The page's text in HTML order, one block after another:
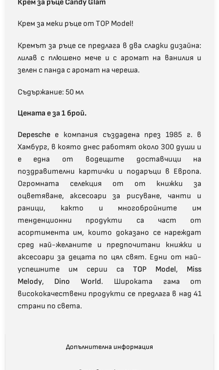
Допълнителна информация
Крем за ръце Candy Glam
Крем за меки ръце от TOP Model!
Кремът за ръце се предлага в два сладки дизайна:
лилав с плюшено мече и с аромат на ванилия и
зелен с панда с аромат на череша.
Съдържание: 50 мл
Цената е за 1 брой.
Depescheе компания създадена през 1985 г. в
Хамбург, в която днес работят около 300 души и
е една от водещите доставчици на
поздравителни картички и подаръци в Европа.
Огромната селекция от от книжки за
оцветяване, аксесоари за рисуване, чанти и
раници, както и многобройните им
тенденционни продукти са част от
асортимента им, които доказано се нареждат
сред най-желаните и предпочитани книжки и
аксесоари за децата по цял свят. Едни от най-
успешните им серии саTOP Model, Miss
Melody, Dino World. Широката гама от
висококачествени продукти се предлага в над 41
страни по света.